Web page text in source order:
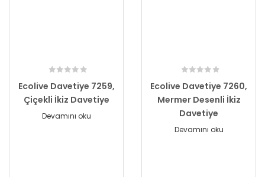
Ecolive Davetiye 7259,
Çiçekli İkiz Davetiye
Devamını oku
Ecolive Davetiye 7260,
Mermer Desenli İkiz
Davetiye
Devamını oku